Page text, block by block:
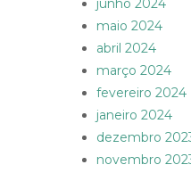
junho 2024
maio 2024
abril 2024
março 2024
fevereiro 2024
janeiro 2024
dezembro
novembro